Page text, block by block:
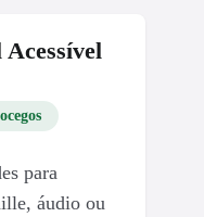
para
áudio ou